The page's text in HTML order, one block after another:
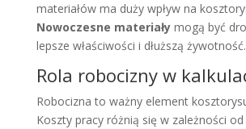
materiałów ma duży wpływ na
Nowoczesne materiałymogą być
lepsze właściwości i dłuższą żywotność.
Rola robocizny w
Robocizna to ważny element
Koszty pracy różnią się w zależności